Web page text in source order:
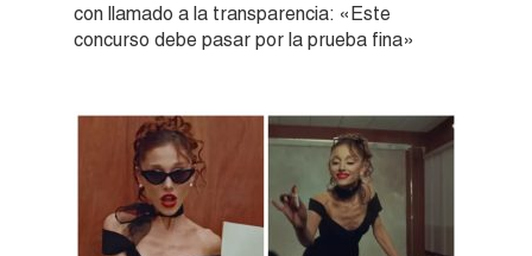
con llamado a la transparencia: «Este
concurso debe pasar por la prueba fina»